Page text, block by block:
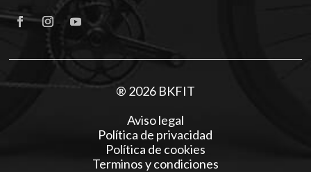
® 2026 BKFIT
Aviso legal
Política de privacidad
Política de cookies
Terminos y condiciones